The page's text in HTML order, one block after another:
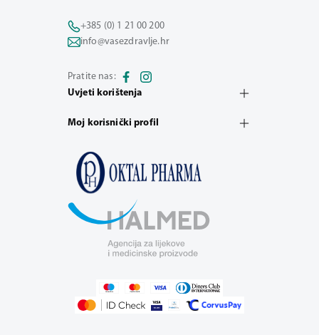
+385 (0) 1 21 00 200
info@vasezdravlje.hr
Pratite nas:
Uvjeti korištenja
Moj korisnički profil